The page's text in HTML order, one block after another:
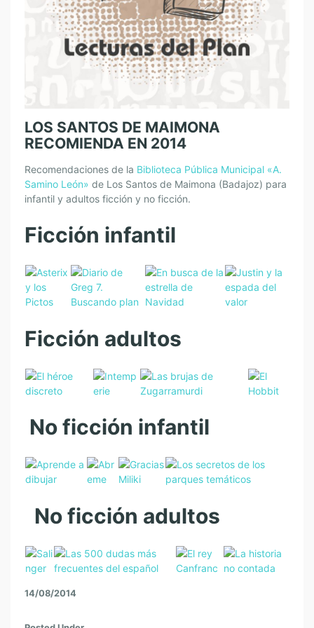
LOS SANTOS DE MAIMONA
RECOMIENDA EN 2014
Recomendaciones de la Biblioteca Pública Municipal «A.
Samino León» de Los Santos de Maimona (Badajoz) para
infantil y adultos ficción y no ficción.
Ficción infantil
Ficción adultos
No ficción infantil
No ficción adultos
14/08/2014